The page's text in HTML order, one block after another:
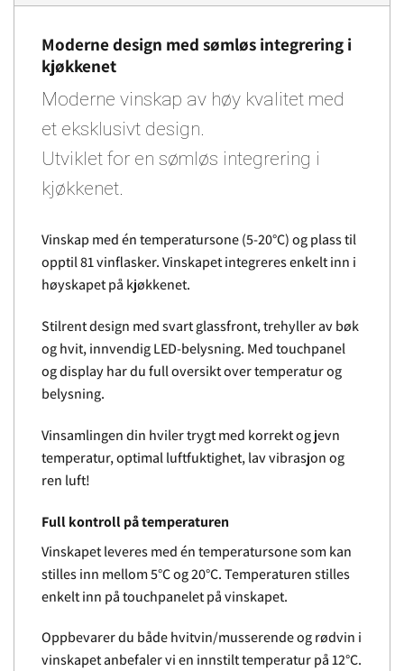
Moderne design med sømløs integrering i
kjøkkenet
Moderne vinskap av høy kvalitet med
et eksklusivt design.
Utviklet for en sømløs integrering i
kjøkkenet.
Vinskap med én temperatursone (5-20°C) og plass til
opptil 81 vinflasker. Vinskapet integreres enkelt inn i
høyskapet på kjøkkenet.
Stilrent design med svart glassfront, trehyller av bøk
og hvit, innvendig LED-belysning. Med touchpanel
og display har du full oversikt over temperatur og
belysning.
Vinsamlingen din hviler trygt med korrekt og jevn
temperatur, optimal luftfuktighet, lav vibrasjon og
ren luft!
Full kontroll på temperaturen
Vinskapet leveres med én temperatursone som kan
stilles inn mellom 5°C og 20°C. Temperaturen stilles
enkelt inn på touchpanelet på vinskapet.
Oppbevarer du både hvitvin/musserende og rødvin i
vinskapet anbefaler vi en innstilt temperatur på 12°C.